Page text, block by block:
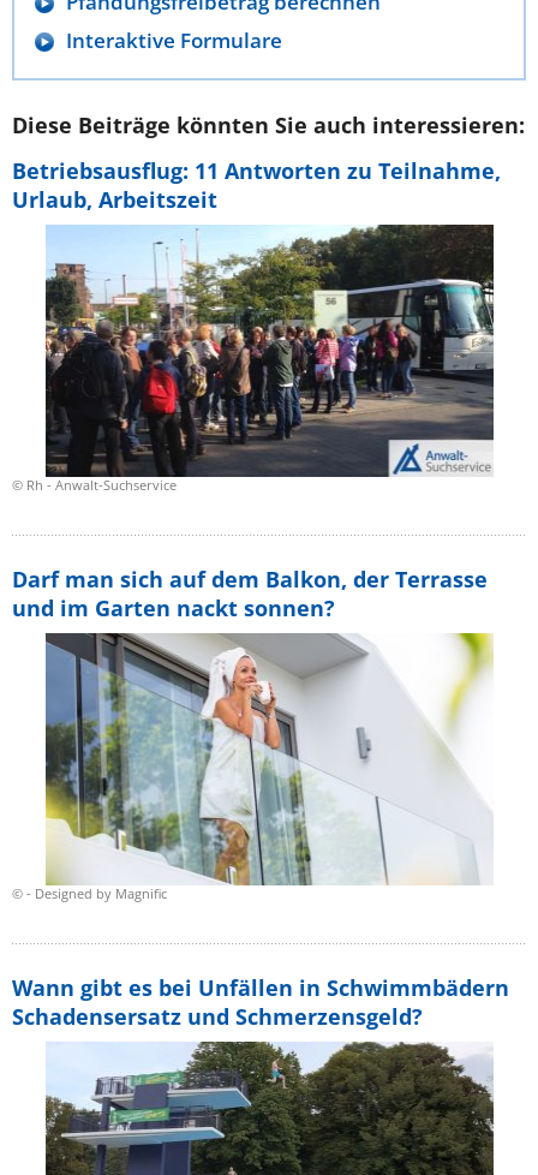
Interaktive Formulare
Diese Beiträge könnten Sie auch interessieren:
© Rh - Anwalt-Suchservice
Betriebsausflug: 11 Antworten zu Teilnahme,
Urlaub, Arbeitszeit
© - Designed by Magnific
Darf man sich auf dem Balkon, der Terrasse
und im Garten nackt sonnen?
Wann gibt es bei Unfällen in Schwimmbädern
Schadensersatz und Schmerzensgeld?